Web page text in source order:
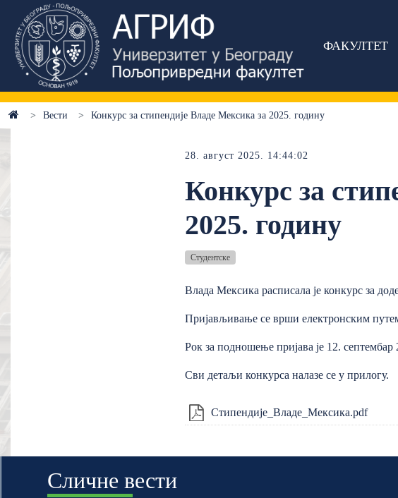
ФАКУЛТЕТ
Вести Конкурс за стипендије Владе Мексика за 2025. годину
28. август 2025. 14:44:02
Конкурс за
2025. годину
Студентске
Влада Мексика расписала је конкурс за
Пријављивање се врши електронским
Рок за подношење пријава је 12. септембар
Сви детаљи конкурса налазе се у прилогу.
Стипендије_Владе_Мексика.pdf
Сличне вести